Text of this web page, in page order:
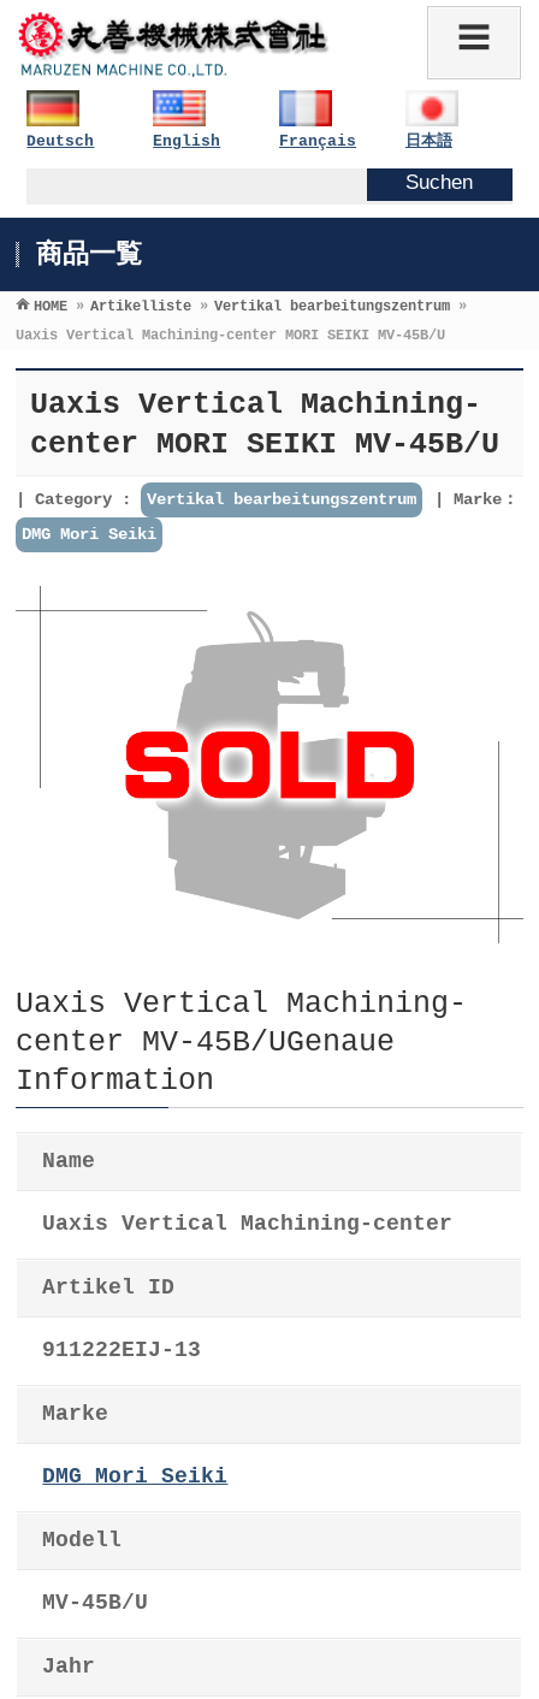
Deutsch English Français 日本語
商品一覧
HOME » Artikelliste » Vertikal bearbeitungszentrum »
Uaxis Vertical Machining-center MORI SEIKI MV-45B/U
Uaxis Vertical Machining-
center MORI SEIKI MV-45B/U
Category : Vertikal bearbeitungszentrum
Marke：
DMG Mori Seiki
Uaxis Vertical Machining-
center MV-45B/UGenaue
Information
Name
Uaxis Vertical Machining-center
Artikel ID
911222EIJ-13
Marke
DMG Mori Seiki
Modell
MV-45B/U
Jahr